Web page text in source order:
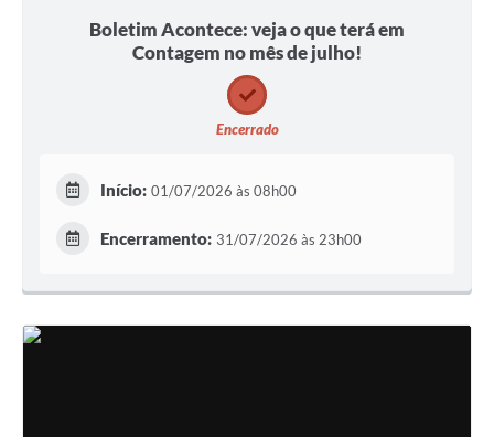
Boletim Acontece: veja o que terá em
Contagem no mês de julho!
Encerrado
Início: 01/07/2026 às 08h00
Encerramento: 31/07/2026 às 23h00